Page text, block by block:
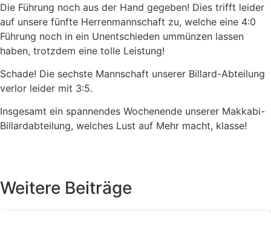
Die Führung noch aus der Hand gegeben! Dies trifft leider
auf unsere fünfte Herrenmannschaft zu, welche eine 4:0
Führung noch in ein Unentschieden ummünzen lassen
haben, trotzdem eine tolle Leistung!
Schade! Die sechste Mannschaft unserer Billard-Abteilung
verlor leider mit 3:5.
Insgesamt ein spannendes Wochenende unserer Makkabi-
Billardabteilung, welches Lust auf Mehr macht, klasse!
Weitere Beiträge